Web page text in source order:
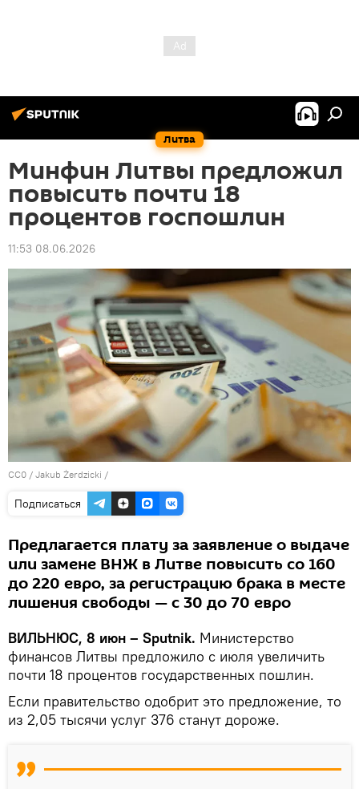
Литва
Минфин Литвы предложил
повысить почти 18
процентов госпошлин
11:53 08.06.2026
CC0 / Jakub Żerdzicki /
Подписаться
Предлагается плату за заявление о выдаче
или замене ВНЖ в Литве повысить со 160
до 220 евро, за регистрацию брака в месте
лишения свободы — с 30 до 70 евро
ВИЛЬНЮС, 8 июн – Sputnik. Министерство
финансов Литвы предложило с июля увеличить
почти 18 процентов государственных пошлин.
Если правительство одобрит это предложение, то
из 2,05 тысячи услуг 376 станут дороже.